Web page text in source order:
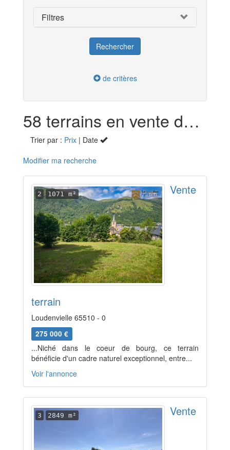
Filtres
de critères
58 terrains en vente dans les Hautes-Pyrénées (65)
Trier par : Prix | Date
Modifier ma recherche
2 1071 m² Vente
terrain
Loudenvielle 65510 - 0
275 000 €
...Niché dans le coeur de bourg, ce terrain
bénéficie d'un cadre naturel exceptionnel, entre...
Voir l'annonce
3 2849 m² Vente